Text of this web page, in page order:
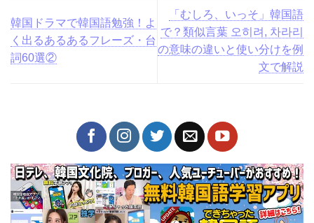
韓国ドラマで韓国語勉強！
よく出るあるあるフレー
ズ・台詞60選②
「むしろ、いっそ」韓国語
で？類似言葉 오히려, 차라
리の意味の違いと使い分け
を例文で解説